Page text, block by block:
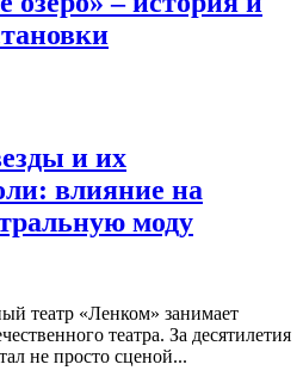
и их
влияние на
моду
театр «Ленком» занимает
театра. За десятилетия
не просто сценой...